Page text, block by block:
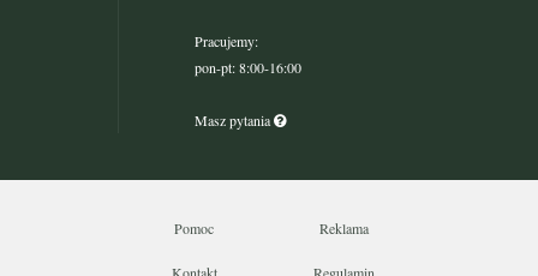
Pracujemy:
pon-pt: 8:00-16:00
Masz pytania
Pomoc Reklama